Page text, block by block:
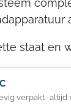
staat en
verpakt ·